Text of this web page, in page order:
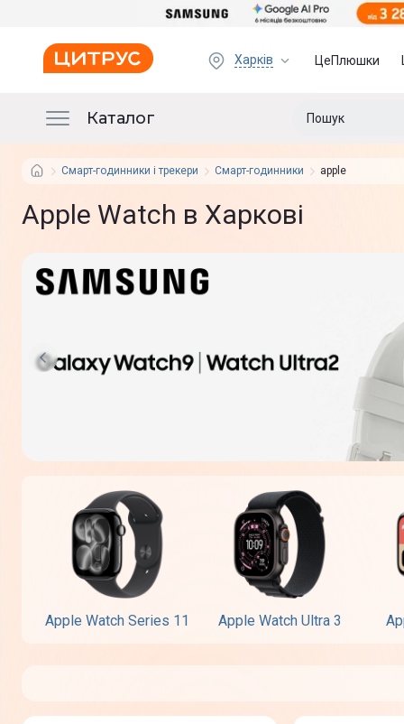
Харків ЦеПлюшки
Каталог
Смарт-годинники і трекери Смарт-годинники apple
Apple Watch в Харкові
Apple Watch Series 11 Apple Watch Ultra 3